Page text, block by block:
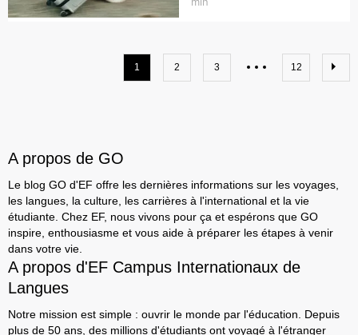
1 2 3 12
A propos de GO
Le blog GO d'EF offre les dernières informations sur les voyages,
les langues, la culture, les carrières à l'international et la vie
étudiante. Chez EF, nous vivons pour ça et espérons que GO
inspire, enthousiasme et vous aide à préparer les étapes à venir
dans votre vie.
A propos d'EF Campus Internationaux de
Langues
Notre mission est simple : ouvrir le monde par l'éducation. Depuis
plus de 50 ans, des millions d'étudiants ont voyagé à l'étranger